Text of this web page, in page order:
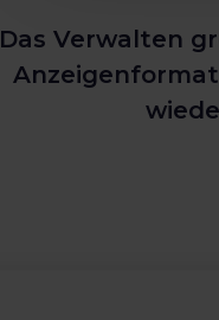
Das Verwalten